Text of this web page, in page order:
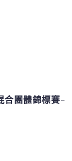
合團體錦標賽-